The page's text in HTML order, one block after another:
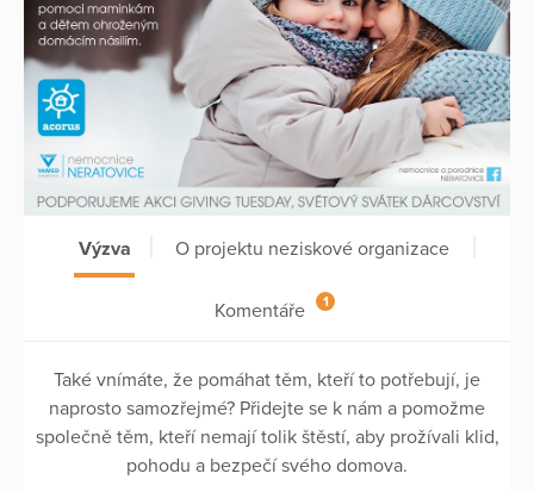
Výzva O projektu neziskové organizace
Komentáře 1
Také vnímáte, že pomáhat těm, kteří to potřebují, je
naprosto samozřejmé? Přidejte se k nám a pomožme
společně těm, kteří nemají tolik štěstí, aby prožívali klid,
pohodu a bezpečí svého domova.